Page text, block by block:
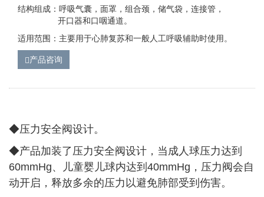
结构组成：呼吸气囊，面罩，组合颈，储气袋，连接管，
开口器和口咽通道。
适用范围：主要用于心肺复苏和一般人工呼吸辅助时使用。
产品咨询
◆压力安全阀设计。
◆产品加装了压力安全阀设计，当成人球压力达到
60mmHg、儿童婴儿球内达到40mmHg，压力阀会自
动开启，释放多余的压力以避免肺部受到伤害。